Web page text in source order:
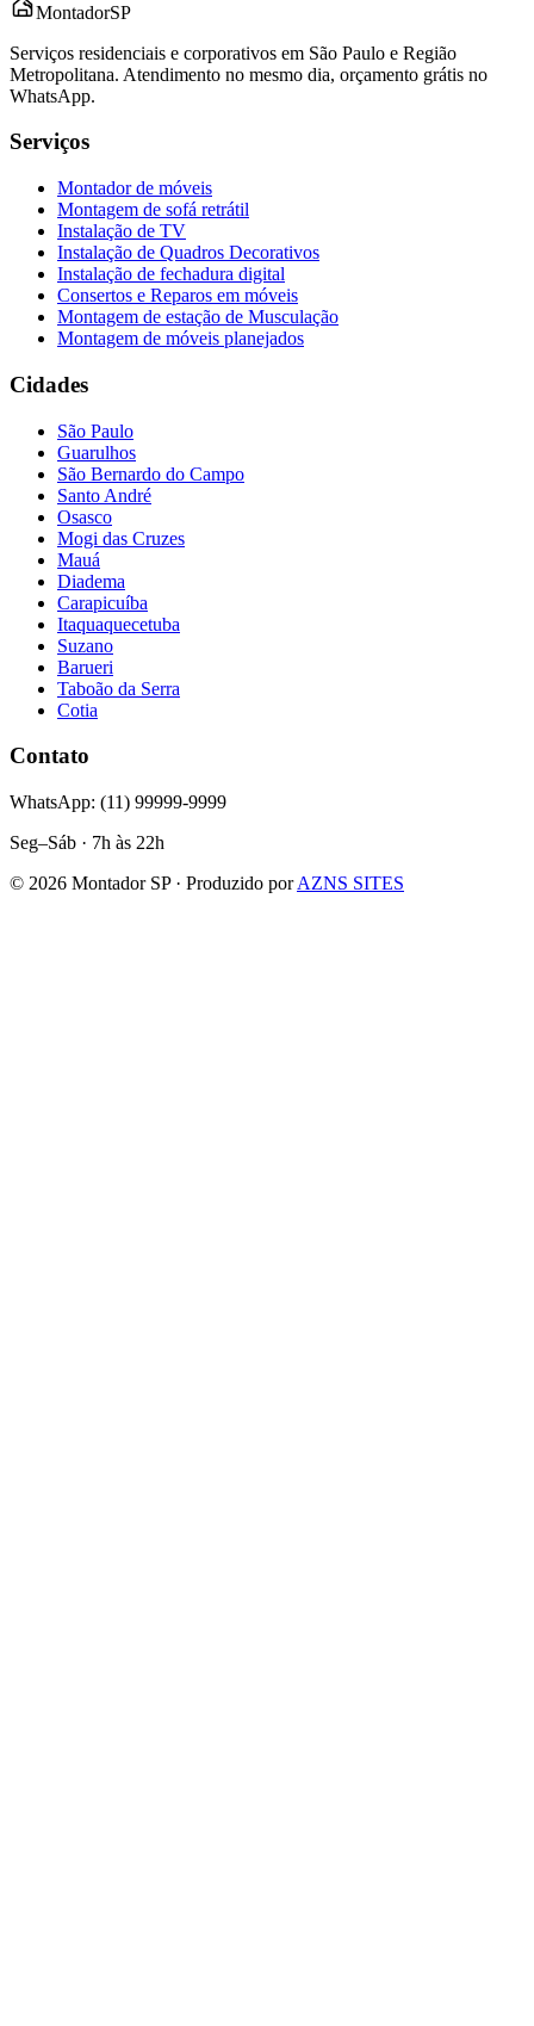
MontadorSP
Serviços residenciais e corporativos em São Paulo e Região
Metropolitana. Atendimento no mesmo dia, orçamento grátis no
WhatsApp.
Serviços
Montador de móveis
Montagem de sofá retrátil
Instalação de TV
Instalação de Quadros Decorativos
Instalação de fechadura digital
Consertos e Reparos em móveis
Montagem de estação de Musculação
Montagem de móveis planejados
Cidades
São Paulo
Guarulhos
São Bernardo do Campo
Santo André
Osasco
Mogi das Cruzes
Mauá
Diadema
Carapicuíba
Itaquaquecetuba
Suzano
Barueri
Taboão da Serra
Cotia
Contato
WhatsApp: (11) 99999-9999
Seg–Sáb · 7h às 22h
© 2026 Montador SP · Produzido por AZNS SITES